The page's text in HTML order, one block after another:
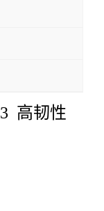
高韧性